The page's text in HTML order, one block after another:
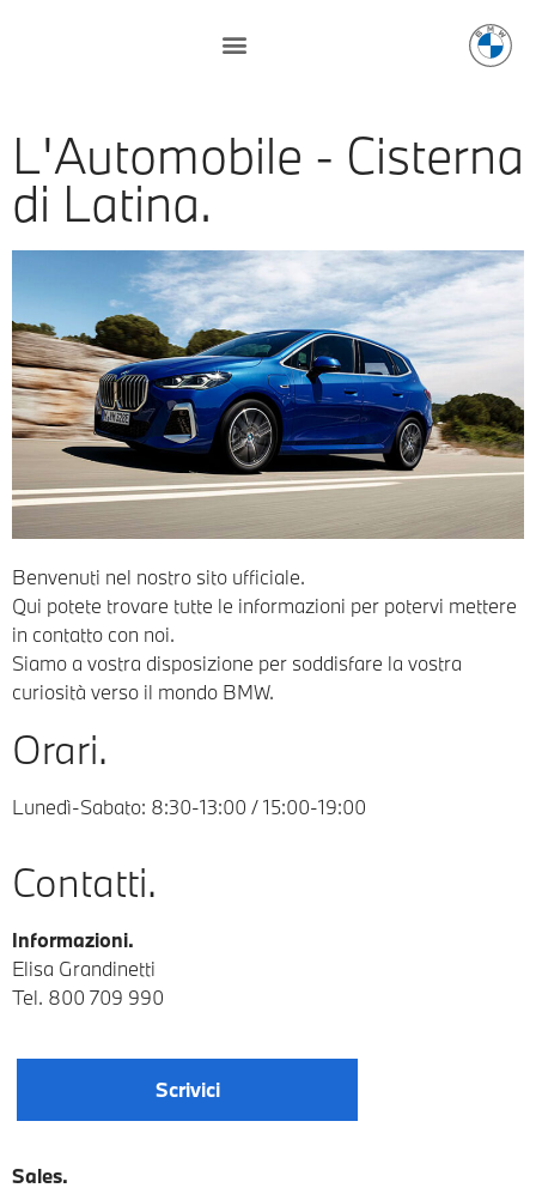
L'Automobile - Cisterna
di Latina.
Benvenuti nel nostro sito ufficiale.
Qui potete trovare tutte le informazioni per potervi mettere
in contatto con noi.
Siamo a vostra disposizione per soddisfare la vostra
curiosità verso il mondo BMW.
Orari.
Lunedì-Sabato: 8:30-13:00 / 15:00-19:00
Contatti.
Informazioni.
Elisa Grandinetti
Tel. 800 709 990
Scrivici
Sales.